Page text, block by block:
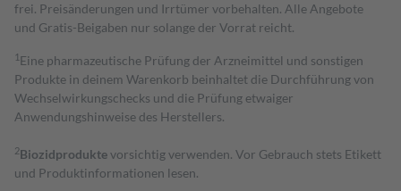
frei. Preisänderungen und Irrtümer vorbehalten. Alle Angebote
und Gratis-Beigaben nur solange der Vorrat reicht.
1 Eine pharmazeutische Prüfung der Arzneimittel und sonstigen
Produkte in deinem Warenkorb beinhaltet die Durchführung von
Wechselwirkungschecks und die Prüfung etwaiger
Anwendungshinweise des Herstellers.
2Biozidproduktevorsichtig verwenden. Vor Gebrauch stets Etikett
und Produktinformationen lesen.